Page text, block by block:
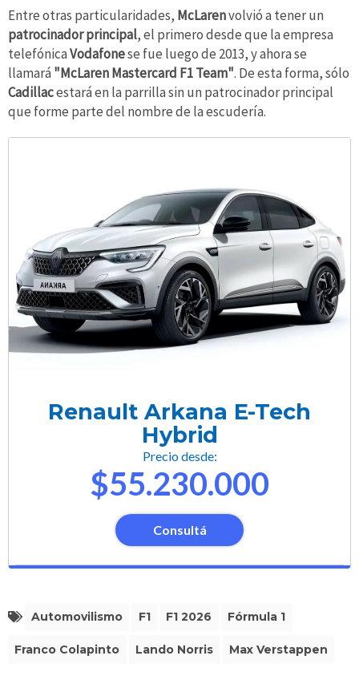
Entre otras particularidades, McLarenvolvió a tener un
patrocinador principal, el primero desde que la empresa
telefónicaVodafonese fue luego de 2013, y ahora se
llamará "McLaren Mastercard F1 Team". De esta forma, sólo
Cadillacestará en la parrilla sin un patrocinador principal
que forme parte del nombre de la escudería.
Renault Arkana E-Tech
Hybrid
Precio desde:
$55.230.000
Consultá
Automovilismo F1 F1 2026 Fórmula 1
Franco Colapinto Lando Norris Max Verstappen